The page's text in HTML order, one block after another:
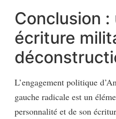
Conclusion :
écriture
L’engagement politique
gauche radicale est un
personnalité et de son